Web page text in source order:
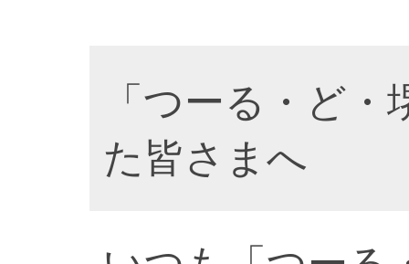
「つーる・ど
た皆さまへ